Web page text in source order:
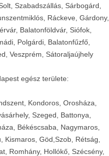
teljesítményhez.
tésztakeverő
élelmiszer-
Precíziós vágás
vastagság beállítással.
élelmiszer szeletelő
Gép +
vákuumcsomagoló
élelmiszerek
időt és tartsa meg a
lezáró berendezés
Vákuumfóliázó
+
élelmiszer-csomagolási
Hatékony lezárási és
megoldások.
Ipari Sütő és
Gőzpároló
+
légkeveréses sütők és
Szabadszállás, Sárbogárd,
Ráckeve, Gárdony,
Balatonföldvár, Siófok,
Polgárdi, Balatonfűzfő,
Veszprém, Sátoraljaújhely
egész területe:
Kondoros, Orosháza,
Szeged, Battonya,
Békéscsaba, Nagymaros,
Kismaros, Göd,Szob, Rétság,
Romhány, Hollókő, Szécsény,